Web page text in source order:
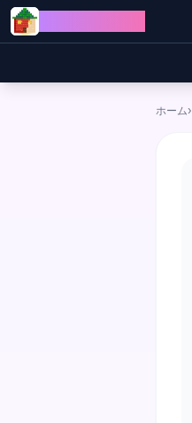
Skip to content
ホーム›